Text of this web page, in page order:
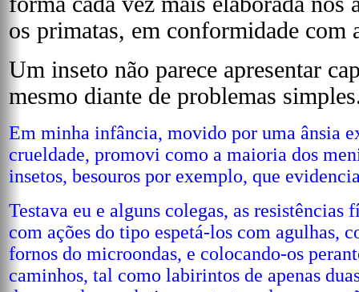
os primatas, em conformidade com
Um inseto não parece apresentar
mesmo diante de problemas
Em minha infância, movido por uma ânsia
crueldade, promovi como a maioria dos
insetos, besouros por exemplo, que
Testava eu e alguns colegas, as resistências
com ações do tipo espetá-los com agulhas,
fornos do microondas, e colocando-os
caminhos, tal como labirintos de apenas